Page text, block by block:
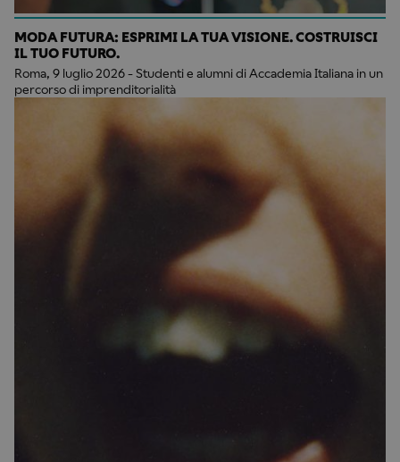
MODA FUTURA: ESPRIMI LA TUA VISIONE. COSTRUISCI
IL TUO FUTURO.
Roma, 9 luglio 2026 - Studenti e alumni di Accademia Italiana in un
percorso di imprenditorialità